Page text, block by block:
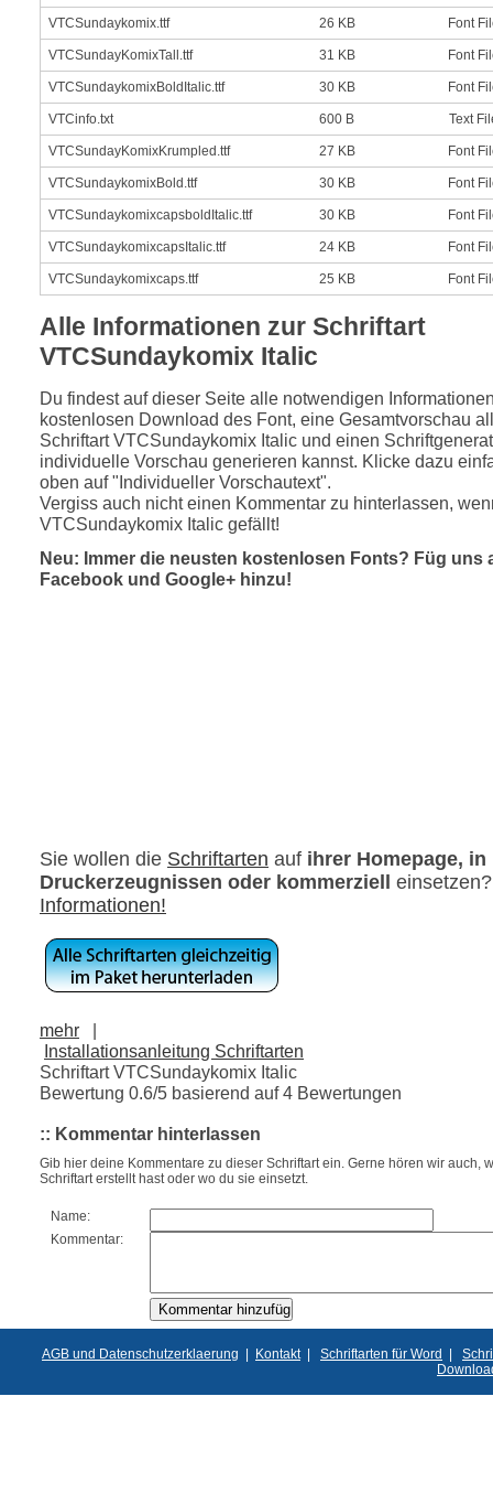
VTCSundaykomix.ttf 26 KB Font
VTCSundayKomixTall.ttf 31 KB Font
VTCSundaykomixBoldItalic.ttf 30 KB Font
VTCinfo.txt 600 B Text
VTCSundayKomixKrumpled.ttf 27 KB Font
VTCSundaykomixBold.ttf 30 KB Font
VTCSundaykomixcapsboldItalic.ttf 30 KB Font
VTCSundaykomixcapsItalic.ttf 24 KB Font
VTCSundaykomixcaps.ttf 25 KB Font
Alle Informationen zur Schriftart
VTCSundaykomix Italic
Du findest auf dieser Seite alle notwendigen
kostenlosen Download des Font, eine Gesamtvorschau
Schriftart VTCSundaykomix Italic und einen
individuelle Vorschau generieren kannst. Klicke dazu
oben auf "Individueller Vorschautext".
Vergiss auch nicht einen Kommentar zu hinterlassen,
VTCSundaykomix Italic gefällt!
Neu: Immer die neusten kostenlosen Fonts? Füg uns
Facebook und Google+ hinzu!
Sie wollen die Schriftarten auf ihrer Homepage, in
Druckerzeugnissen oder kommerziell
Informationen!
mehr
|
Installationsanleitung Schriftarten
Schriftart VTCSundaykomix Italic
Bewertung 0.6/5 basierend auf4 Bewertungen
:: Kommentar hinterlassen
Gib hier deine Kommentare zu dieser Schriftart ein. Gerne hören wir auch,
Schriftart erstellt hast oder wo du sie einsetzt.
Name:
Kommentar:
AGB und Datenschutzerklaerung | Kontakt| Schriftarten für Word |